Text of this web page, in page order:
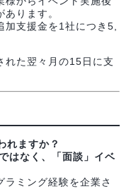
ります。
加支援金を1社につき5,
た翌々月の15日に支
れますか？
はなく、「面談」イベ
ミング経験を企業さ